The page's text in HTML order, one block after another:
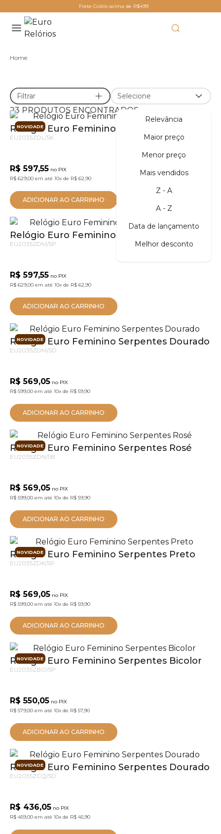
Frete Grátis acima de R$499
Home
Filtrar Selecione
Relevância
Maior preço
Menor preço
Mais vendidos
Z - A
A - Z
Data de lançamento
Melhor desconto
23 PRODUTOS ENCONTRADOS
NOVIDADE
Relógio Euro Feminino Serpentes Bicolor
EU2035ZDL/5K
R$ 597,55 no PIX
R$ 629,00 em até 10x de R$ 62,90
ADICIONAR AO CARRINHO
Relógio Euro Feminino Serpentes Dourado
EU2035ZDM/5P
R$ 597,55 no PIX
R$ 629,00 em até 10x de R$ 62,90
ADICIONAR AO CARRINHO
NOVIDADE
Relógio Euro Feminino Serpentes Dourado
EU2035ZDM/5D
R$ 569,05 no PIX
R$ 599,00 em até 10x de R$ 59,90
ADICIONAR AO CARRINHO
NOVIDADE
Relógio Euro Feminino Serpentes Rosé
EU2035ZDN/5B
R$ 569,05 no PIX
R$ 599,00 em até 10x de R$ 59,90
ADICIONAR AO CARRINHO
NOVIDADE
Relógio Euro Feminino Serpentes Preto
EU2035ZDK/5P
R$ 569,05 no PIX
R$ 599,00 em até 10x de R$ 59,90
ADICIONAR AO CARRINHO
NOVIDADE
Relógio Euro Feminino Serpentes Bicolor
EU2035ZBO/5P
R$ 550,05 no PIX
R$ 579,00 em até 10x de R$ 57,90
ADICIONAR AO CARRINHO
NOVIDADE
Relógio Euro Feminino Serpentes Dourado
EU2035ZCQ/5D
R$ 436,05 no PIX
R$ 459,00 em até 10x de R$ 45,90